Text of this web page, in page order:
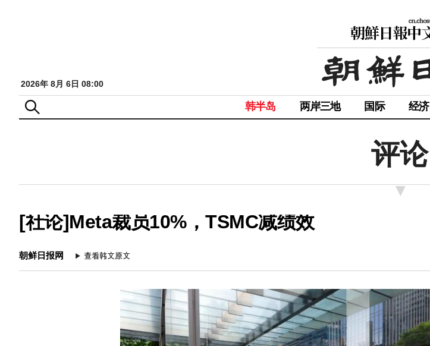
2026年 8月 6日 08:00
韩半岛 两岸三地 国际 经济
评论
[社论]Meta裁员10%，TSMC减绩效
朝鲜日报网